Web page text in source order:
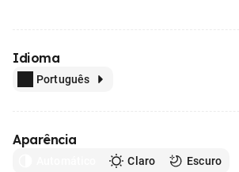
Idioma
Português
Aparência
Claro Escuro